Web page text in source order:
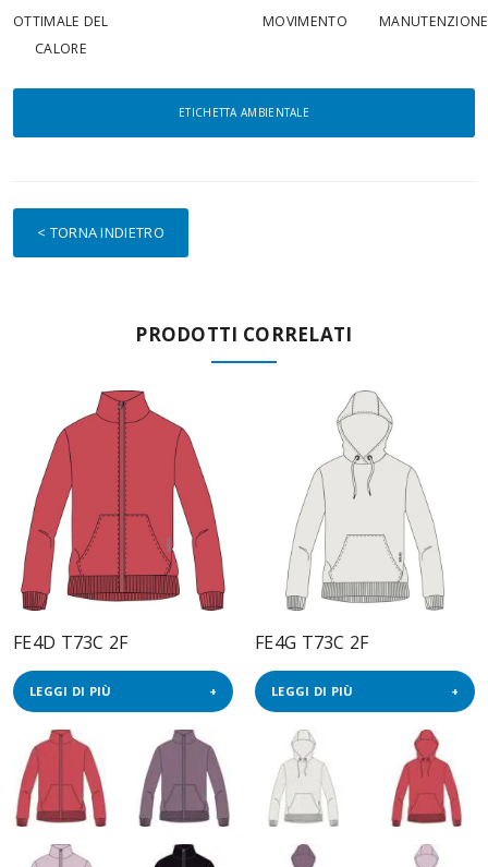
OTTIMALE DEL
CALORE
MOVIMENTO
MANUTENZIONE
ETICHETTA AMBIENTALE
< TORNA INDIETRO
PRODOTTI CORRELATI
FE4D T73C 2F
LEGGI DI PIÙ
FE4G T73C 2F
LEGGI DI PIÙ